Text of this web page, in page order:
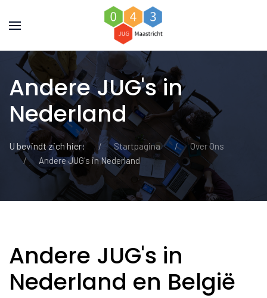
Andere JUG's in
Nederland
U bevindt zich hier: Startpagina
Over Ons
Andere JUG's in Nederland
Andere JUG's in
Nederland en België